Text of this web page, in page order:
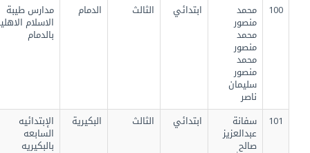
محمد
منصور
محمد
منصور
محمد
منصور
سليمان
ابتدائي الثالث الدمام مدارس طيبة
الاسلام الاهليه
بالدمام
سفانة
عبدالعزيز
صالح
ابتدائي الثالث البكيرية الإبتدائيه
السابعه
بالبكيريه